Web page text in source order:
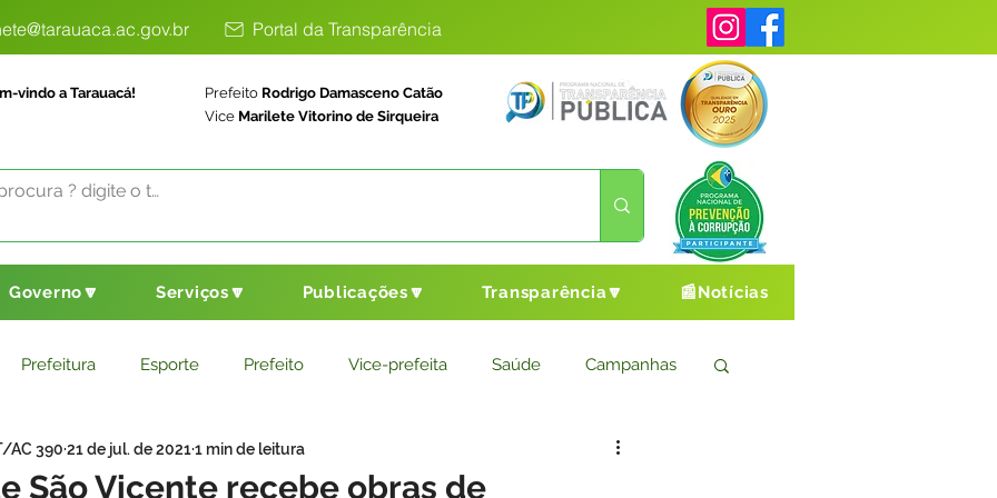
Portal da Transparência
vindo a Tarauacá! Prefeito Rodrigo Damasceno Catão
Vice Marilete Vitorino de Sirqueira
Governo🔽 Serviços🔽 Publicações🔽 Transparência🔽 📰Notícias
Prefeitura Esporte Prefeito Vice-prefeita Saúde Campanhas
Saneamento Básico Agricultura Cultura e Esporte
São Vicente recebe obras de
AC 390 21 de jul. de 20211 min de leitura